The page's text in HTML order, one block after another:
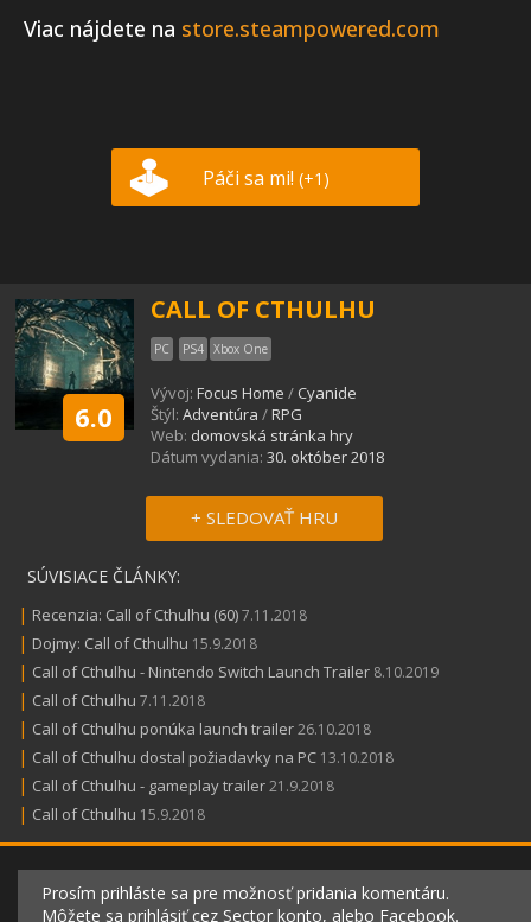
Viac nájdete na store.steampowered.com
Páči sa mi! (+1)
6.0
CALL OF CTHULHU
PC PS4 Xbox One
Vývoj: Focus Home / Cyanide
Štýl: Adventúra /RPG
Web: domovská stránka hry
Dátum vydania: 30. október 2018
+ SLEDOVAŤ HRU
SÚVISIACE ČLÁNKY:
| Recenzia: Call of Cthulhu (60)7.11.2018
| Dojmy: Call of Cthulhu 15.9.2018
| Call of Cthulhu - Nintendo Switch Launch Trailer 8.10.2019
| Call of Cthulhu 7.11.2018
| Call of Cthulhu ponúka launch trailer26.10.2018
| Call of Cthulhu dostal požiadavky na PC 13.10.2018
| Call of Cthulhu - gameplay trailer21.9.2018
| Call of Cthulhu 15.9.2018
Prosím prihláste sa pre možnosť pridania komentáru.
Môžete sa prihlásiť cez Sector konto, alebo Facebook.